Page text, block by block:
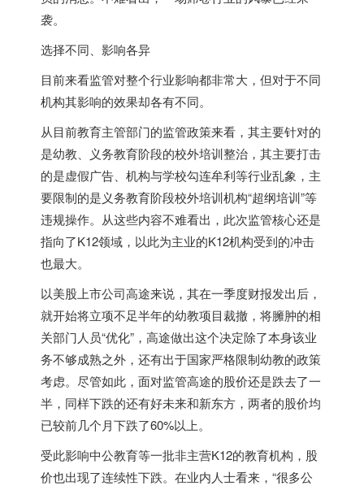
袭。
选择不同、影响各异
目前来看监管对整个行业影响都非常大，但对于不同
机构其影响的效果却各有不同。
从目前教育主管部门的监管政策来看，其主要针对的
是幼教、义务教育阶段的校外培训整治，其主要打击
的是虚假广告、机构与学校勾连牟利等行业乱象，主
要限制的是义务教育阶段校外培训机构“超纲培训”等
违规操作。从这些内容不难看出，此次监管核心还是
指向了K12领域，以此为主业的K12机构受到的冲击
也最大。
以美股上市公司高途来说，其在一季度财报发出后，
就开始将立项不足半年的幼教项目裁撤，将臃肿的相
关部门人员“优化”，高途做出这个决定除了本身该业
务不够成熟之外，还有出于国家严格限制幼教的政策
考虑。尽管如此，面对监管高途的股价还是跌去了一
半，同样下跌的还有好未来和新东方，两者的股价均
已较前几个月下跌了60%以上。
受此影响中公教育等一批非主营K12的教育机构，股
价也出现了连续性下跌。在业内人士看来，“很多公